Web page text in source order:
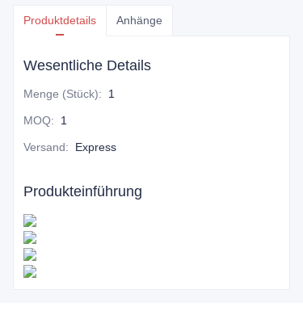
Produktdetails Anhänge
Wesentliche Details
Menge (Stück): 1
MOQ: 1
Versand: Express
Produkteinführung